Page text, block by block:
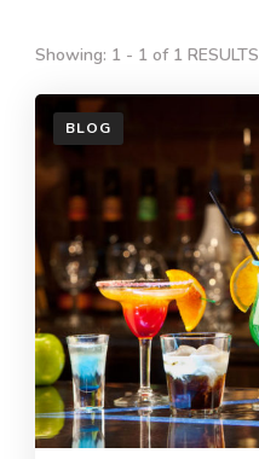
Showing: 1 - 1 of 1 RESULTS
BLOG